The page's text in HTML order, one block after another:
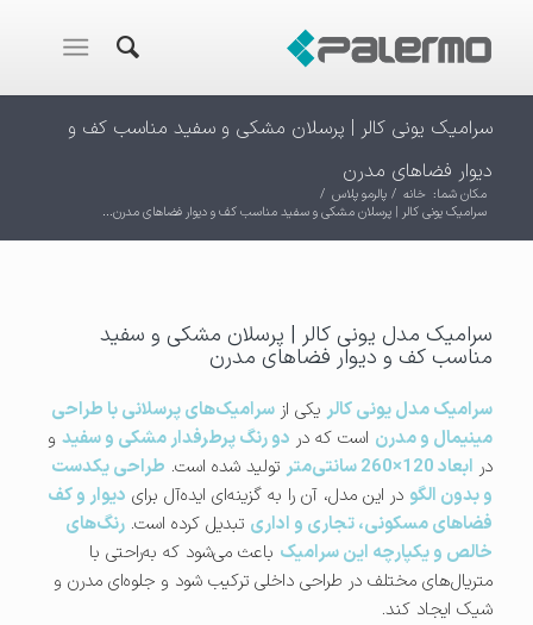
سرامیک یونی کالر | پرسلان مشکی و سفید مناسب کف و
دیوار فضاهای مدرن
مکان شما: خانه / پالرمو پلاس /
سرامیک یونی کالر | پرسلان مشکی و سفید مناسب کف و دیوار فضاهای مدرن...
سرامیک مدل یونی کالر | پرسلان مشکی و سفید
مناسب کف و دیوار فضاهای مدرن
سرامیک مدل یونی کالریکی از سرامیک‌های پرسلانی با طراحی
مینیمال و مدرن است که در دو رنگ پرطرفدار مشکی و سفیدو
در ابعاد 120×260 سانتی‌متر تولید شده است. طراحی یکدست
و بدون الگو در این مدل، آن را به گزینه‌ای ایده‌آل برای دیوار و کف
فضاهای مسکونی، تجاری و اداری تبدیل کرده است. رنگ‌های
خالص و یکپارچه این سرامیک باعث می‌شود که به‌راحتی با
متریال‌های مختلف در طراحی داخلی ترکیب شود و جلوه‌ای مدرن و
شیک ایجاد کند.